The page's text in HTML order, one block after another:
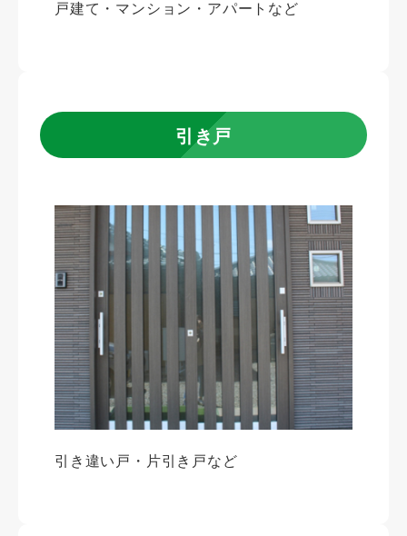
戸建て・マンション・アパートなど
引き戸
引き違い戸・片引き戸など